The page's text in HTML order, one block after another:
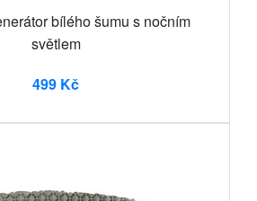
bílého šumu s nočním
světlem
499 Kč